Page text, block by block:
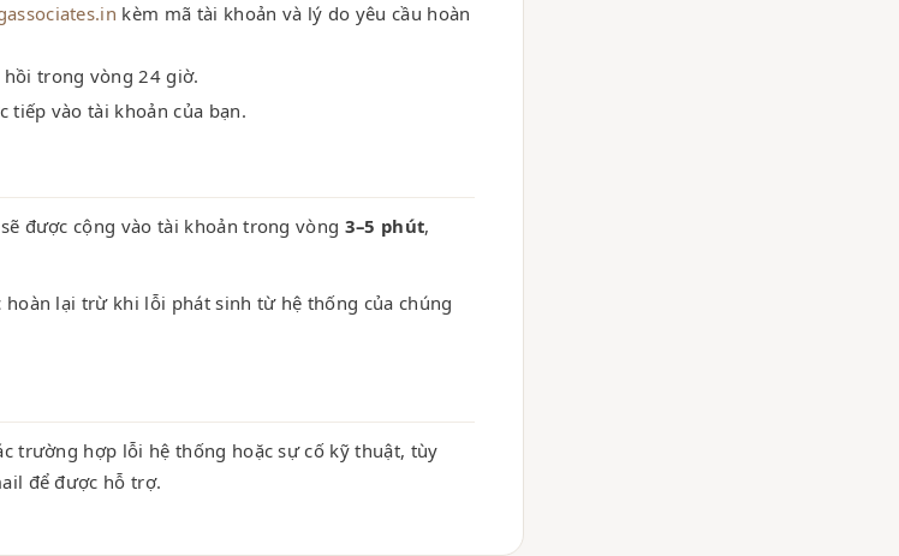
kèm mã tài khoản và lý do yêu cầu hoàn
hồi trong vòng 24 giờ.
tiếp vào tài khoản của bạn.
được cộng vào tài khoản trong vòng 3–5 phút,
hoàn lại trừ khi lỗi phát sinh từ hệ thống của chúng
trường hợp lỗi hệ thống hoặc sự cố kỹ thuật, tùy
để được hỗ trợ.